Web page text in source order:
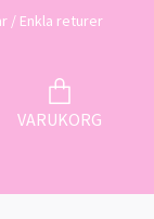
/ Enkla returer
VARUKORG